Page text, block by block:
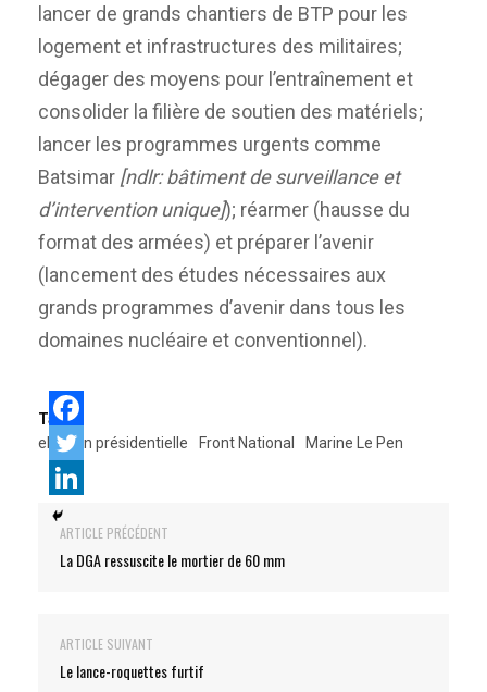
lancer de grands chantiers de BTP pour les
logement et infrastructures des militaires;
dégager des moyens pour l’entraînement et
consolider la filière de soutien des matériels;
lancer les programmes urgents comme
Batsimar [ndlr: bâtiment de surveillance et
d’intervention unique]); réarmer (hausse du
format des armées) et préparer l’avenir
(lancement des études nécessaires aux
grands programmes d’avenir dans tous les
domaines nucléaire et conventionnel).
Tags:
election présidentielle
Front National Marine Le Pen
ARTICLE PRÉCÉDENT
La DGA ressuscite le mortier de 60 mm
ARTICLE SUIVANT
Le lance-roquettes furtif